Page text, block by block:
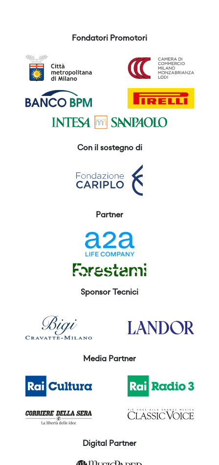
Fondatori Promotori
Con il sostegno di
Partner
Sponsor Tecnici
Media Partner
Digital Partner